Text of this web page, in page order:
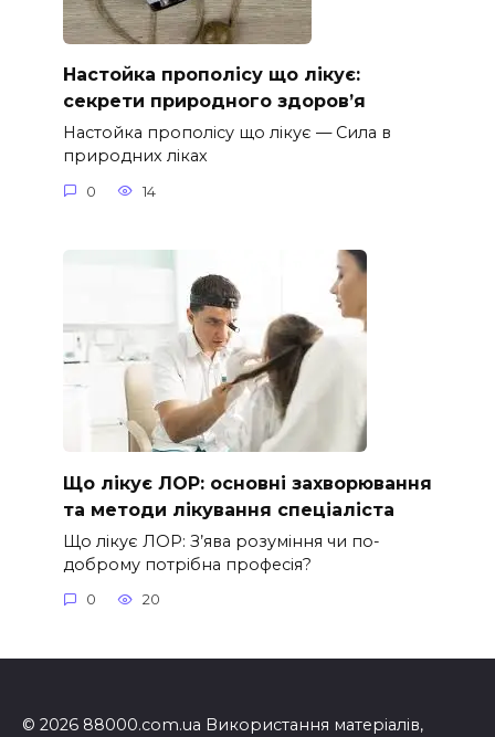
Настойка прополісу що лікує:
секрети природного здоров’я
Настойка прополісу що лікує — Сила в
природних ліках
0 14
Що лікує ЛОР: основні захворювання
та методи лікування спеціаліста
Що лікує ЛОР: З’ява розуміння чи по-
доброму потрібна професія?
0 20
© 2026 88000.com.ua Використання матеріалів,